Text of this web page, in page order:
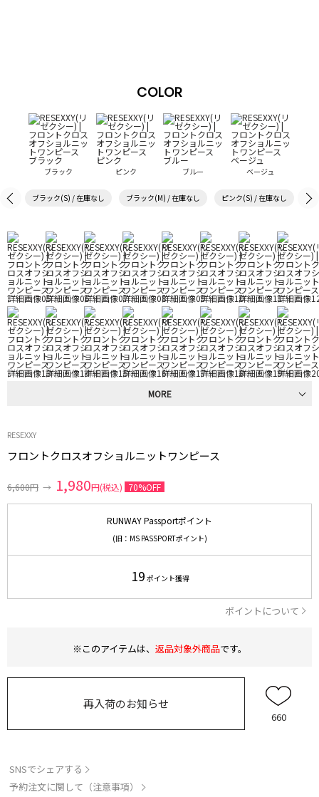
COLOR
ブラック ピンク ブルー ベージュ
ブラック(S) / 在庫なし ブラック(M) / 在庫なし ピンク(S) / 在庫なし ピ
MORE
RESEXXY
フロントクロスオフショルニットワンピース
6,600円 → 1,980円(税込) 70%OFF
RUNWAY Passportポイント
(旧：MS PASSPORTポイント)
19 ポイント獲得
ポイントについて
※このアイテムは、 返品対象外商品です。
再入荷のお知らせ
660
SNSでシェアする
予約注文に関して（注意事項）